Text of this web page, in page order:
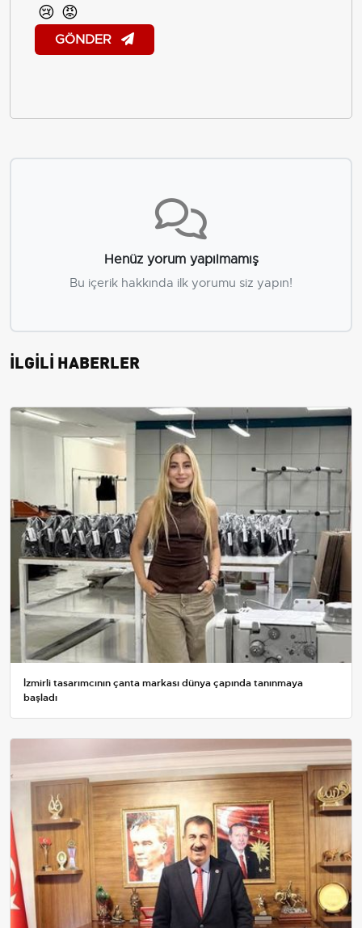
😢 😡
GÖNDER
Henüz yorum yapılmamış
Bu içerik hakkında ilk yorumu siz yapın!
İLGİLİ HABERLER
İzmirli tasarımcının çanta markası dünya çapında tanınmaya
başladı